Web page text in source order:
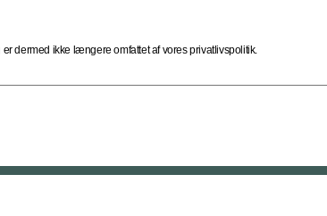
dermed ikke længere omfattet af vores privatlivspolitik.